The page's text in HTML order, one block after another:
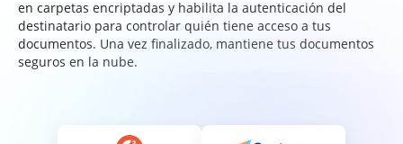
en carpetas encriptadas y habilita la autenticación del
destinatario para controlar quién tiene acceso a tus
documentos. Una vez finalizado, mantiene tus documentos
seguros en la nube.